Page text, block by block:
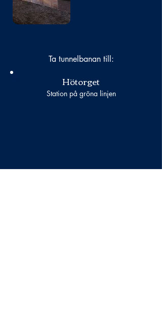
Ta tunnelbanan till:
Hötorget
Station på gröna linjen